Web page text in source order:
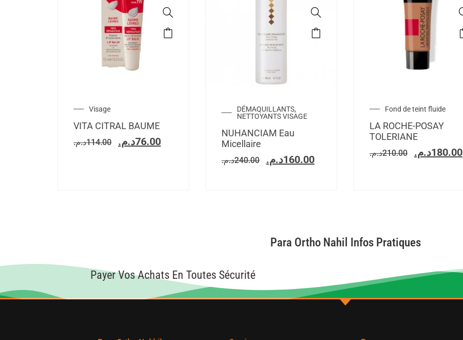
Visage
VITA CITRAL BAUME
114.00د.م. 76.00د.م.
DÉMAQUILLANTS,
NETTOYANTS VISAGE
NUHANCIAM Eau
Micellaire
240.00د.م. 160.00د.م.
Fond de teint fluide
LA ROCHE-POSAY
TOLERIANE
210.00د.م. 180.00د.م.
Para Ortho Nahil Infos Pratiques
Payer Vos Achats En Toutes Sécurité